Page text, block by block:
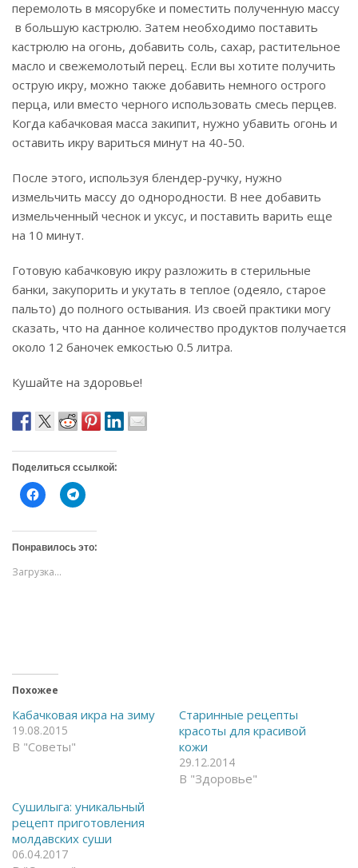
перемолоть в мясорубке и поместить полученную массу
в большую кастрюлю. Затем необходимо поставить
кастрюлю на огонь, добавить соль, сахар, растительное
масло и свежемолотый перец. Если вы хотите получить
острую икру, можно также добавить немного острого
перца, или вместо черного использовать смесь перцев.
Когда кабачковая масса закипит, нужно убавить огонь и
оставить икру вариться минут на 40-50.
После этого, используя блендер-ручку, нужно
измельчить массу до однородности. В нее добавить
измельченный чеснок и уксус, и поставить варить еще
на 10 минут.
Готовую кабачковую икру разложить в стерильные
банки, закупорить и укутать в теплое (одеяло, старое
пальто) до полного остывания. Из своей практики могу
сказать, что на данное количество продуктов получается
около 12 баночек емкостью 0.5 литра.
Кушайте на здоровье!
Поделиться ссылкой:
Н
а
и
т
е
ч
т
ь
а
F
a
c
e
(
О
т
к
р
ы
Н
а
и
т
е
с
я
a
m
(
О
т
Понравилось это:
Загрузка...
Похожее
Кабачковая икра на зиму
19.08.2015
В "Советы"
Старинные рецепты
красоты для красивой
кожи
29.12.2014
В "Здоровье"
Сушилыга: уникальный
рецепт приготовления
молдавских суши
06.04.2017